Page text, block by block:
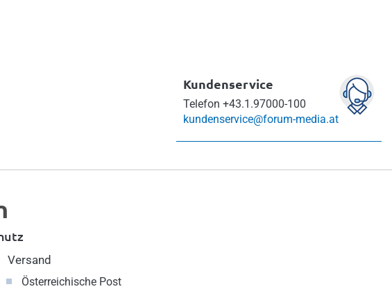
Kundenservice
Telefon +43.1.97000-100
kundenservice@forum-media.at
Versand
Österreichische Post